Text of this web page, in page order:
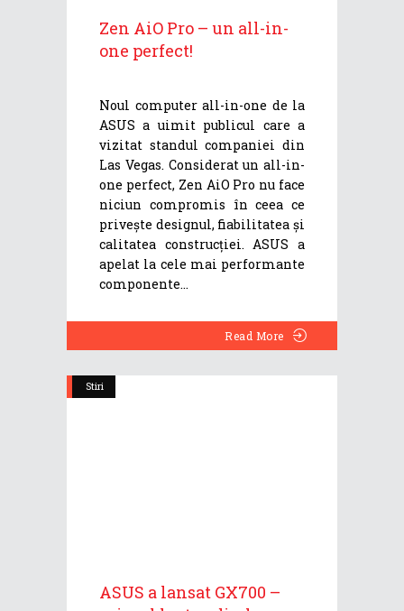
Zen AiO Pro – un all-in-
one perfect!
Noul computer all-in-one de la
ASUS a uimit publicul care a
vizitat standul companiei din
Las Vegas. Considerat un all-in-
one perfect, Zen AiO Pro nu face
niciun compromis în ceea ce
privește designul, fiabilitatea și
calitatea construcției. ASUS a
apelat la cele mai performante
componente
Read More
Stiri
ASUS a lansat GX700 –